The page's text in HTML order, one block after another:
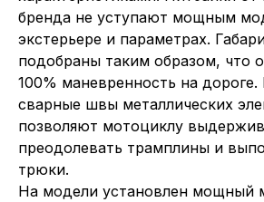
бренда не уступают мощным
экстерьере и параметрах.
подобраны таким образом, что
100% маневренность на дороге.
сварные швы металлических
позволяют мотоциклу
преодолевать трамплины и
трюки.
На модели установлен мощный